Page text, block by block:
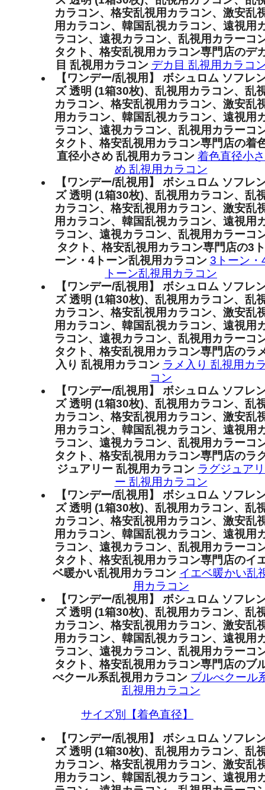
カラコン、格安乱視用カラコン、激安乱
用カラコン、韓国乱視カラコン、遠視用
ラコン、遠視カラコン、乱視用カラーコ
タクト、格安乱視用カラコン専門店のデ
目 乱視用カラコン デカ目 乱視用カラコ
【ワンデー/乱視用】 ボシュロム ソフレ
ズ 透明 (1箱30枚)、乱視用カラコン、乱
カラコン、格安乱視用カラコン、激安乱
用カラコン、韓国乱視カラコン、遠視用
ラコン、遠視カラコン、乱視用カラーコ
タクト、格安乱視用カラコン専門店の着
直径小さめ 乱視用カラコン 着色直径小さ
め 乱視用カラコン
【ワンデー/乱視用】 ボシュロム ソフレ
ズ 透明 (1箱30枚)、乱視用カラコン、乱
カラコン、格安乱視用カラコン、激安乱
用カラコン、韓国乱視カラコン、遠視用
ラコン、遠視カラコン、乱視用カラーコ
タクト、格安乱視用カラコン専門店の3ト
ーン・4トーン乱視用カラコン 3トーン・
トーン乱視用カラコン
【ワンデー/乱視用】 ボシュロム ソフレ
ズ 透明 (1箱30枚)、乱視用カラコン、乱
カラコン、格安乱視用カラコン、激安乱
用カラコン、韓国乱視カラコン、遠視用
ラコン、遠視カラコン、乱視用カラーコ
タクト、格安乱視用カラコン専門店のラ
入り 乱視用カラコン ラメ入り 乱視用カ
コン
【ワンデー/乱視用】 ボシュロム ソフレ
ズ 透明 (1箱30枚)、乱視用カラコン、乱
カラコン、格安乱視用カラコン、激安乱
用カラコン、韓国乱視カラコン、遠視用
ラコン、遠視カラコン、乱視用カラーコ
タクト、格安乱視用カラコン専門店のラ
ジュアリー 乱視用カラコン ラグジュアリ
ー 乱視用カラコン
【ワンデー/乱視用】 ボシュロム ソフレ
ズ 透明 (1箱30枚)、乱視用カラコン、乱
カラコン、格安乱視用カラコン、激安乱
用カラコン、韓国乱視カラコン、遠視用
ラコン、遠視カラコン、乱視用カラーコ
タクト、格安乱視用カラコン専門店のイ
ベ暖かい乱視用カラコン イエベ暖かい乱
用カラコン
【ワンデー/乱視用】 ボシュロム ソフレ
ズ 透明 (1箱30枚)、乱視用カラコン、乱
カラコン、格安乱視用カラコン、激安乱
用カラコン、韓国乱視カラコン、遠視用
ラコン、遠視カラコン、乱視用カラーコ
タクト、格安乱視用カラコン専門店のブ
べクール系乱視用カラコン ブルべクール
乱視用カラコン
サイズ別【着色直径】
【ワンデー/乱視用】 ボシュロム ソフレ
ズ 透明 (1箱30枚)、乱視用カラコン、乱
カラコン、格安乱視用カラコン、激安乱
用カラコン、韓国乱視カラコン、遠視用